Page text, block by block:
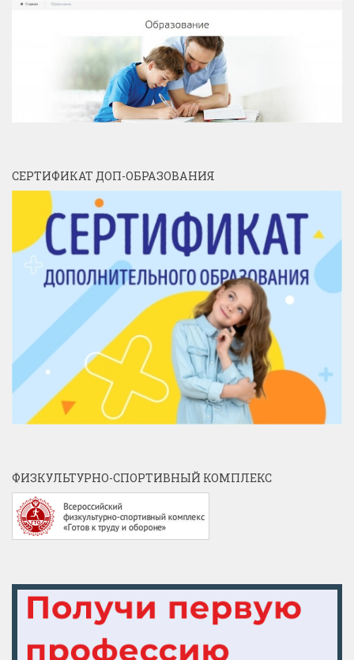
СЕРТИФИКАТ ДОП-ОБРАЗОВАНИЯ
ФИЗКУЛЬТУРНО-СПОРТИВНЫЙ КОМПЛЕКС